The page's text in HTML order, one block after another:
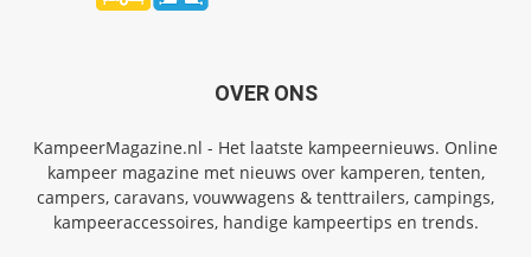
OVER ONS
KampeerMagazine.nl - Het laatste kampeernieuws. Online
kampeer magazine met nieuws over kamperen, tenten,
campers, caravans, vouwwagens & tenttrailers, campings,
kampeeraccessoires, handige kampeertips en trends.